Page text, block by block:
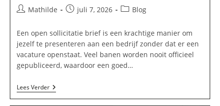
BerichtMathilde
Bericht
op:
juli 7, 2026 Berichtcategorie:
Blog
Een open sollicitatie brief is een krachtige manier om
jezelf te presenteren aan een bedrijf zonder dat er een
vacature openstaat. Veel banen worden nooit officieel
gepubliceerd, waardoor een goed…
Lees VerderOpen
Sollicitatie